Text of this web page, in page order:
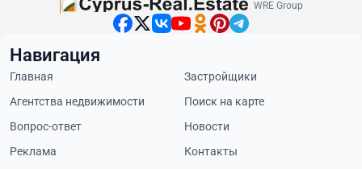
WRE Group
Навигация
Главная
Застройщики
Агентства недвижимости
Поиск на карте
Вопрос-ответ
Новости
Реклама
Контакты